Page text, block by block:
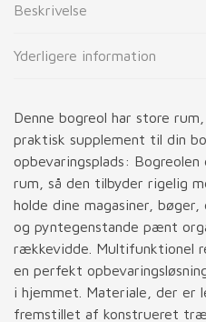
Beskrivelse
Yderligere information
Denne bogreol har store
praktisk supplement til din
opbevaringsplads:
rum, så den tilbyder rigelig
holde dine magasiner,
og pyntegenstande pænt
rækkevidde. Multifunktionel
en perfekt
i hjemmet. Materiale, der er
fremstillet af konstrueret